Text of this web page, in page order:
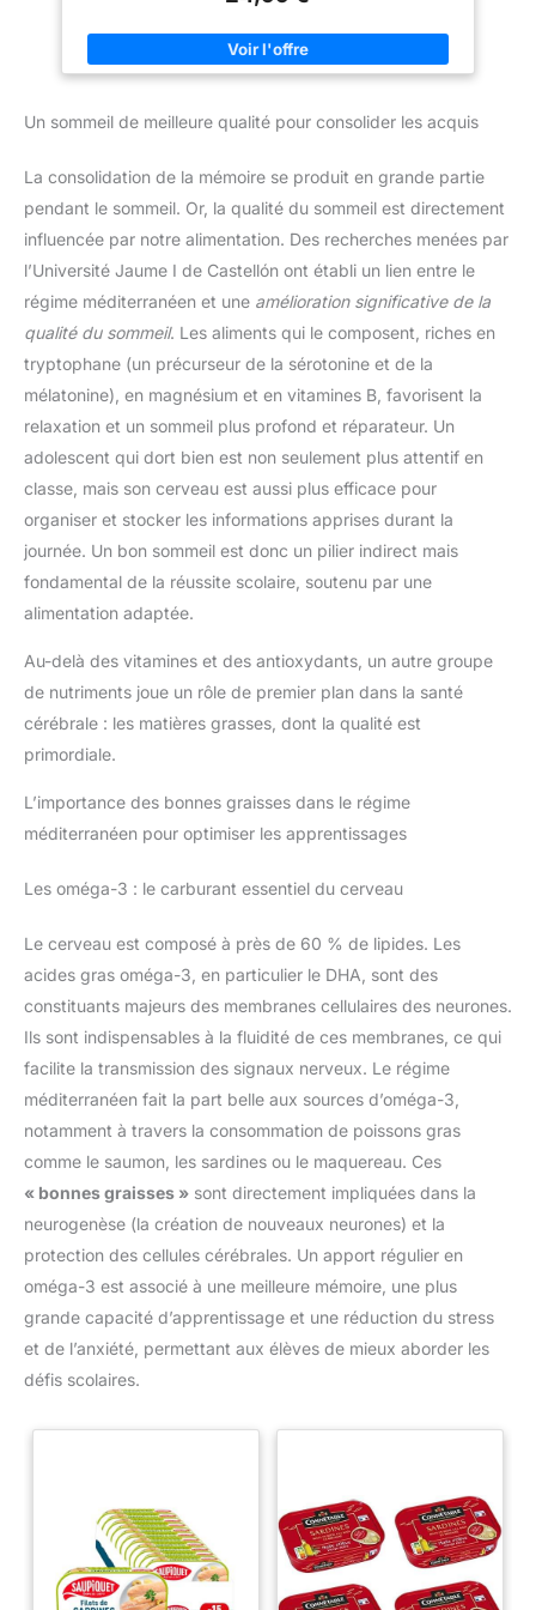
est l'ingrédient versatile par
croquant à vos plats préférés,
elle est l'ingrédient idéal pour
sublimer toutes vos recettes.
SUN est une PME familiale
indépendante, spécialiste des
des produits naturels sont notre
métier ! Nourris d’un soleil
soigneusement sourcés à
dans nos ateliers en France,
près de Marseille (13).
tant pour les croquer en état pur, ainsi que de les mettre dans
des céréales et dans d’autres préparations diverses. Selon la
recette, vous pouvez à votre choix couper en détail ou moudre
amandes sans les chauffer ? Cela pourra se faire de la
nuit. Ensuite, vous pouvez éliminer la peau maronne à l’aide
biologiques Biojoy, élaborée à partir d’ingrédients
soigneusement sélectionnés provenant de plus de 60 pays à
travers le monde.
Un sommeil de meilleure qualité pour consolider les acquis
La consolidation de la mémoire se produit en grande partie
pendant le sommeil. Or, la qualité du sommeil est directement
influencée par notre alimentation. Des recherches menées par
l’Université Jaume I de Castellón ont établi un lien entre le
régime méditerranéen et une amélioration significative de la
qualité du sommeil. Les aliments qui le composent, riches en
tryptophane (un précurseur de la sérotonine et de la
mélatonine), en magnésium et en vitamines B, favorisent la
relaxation et un sommeil plus profond et réparateur. Un
adolescent qui dort bien est non seulement plus attentif en
classe, mais son cerveau est aussi plus efficace pour
organiser et stocker les informations apprises durant la
journée. Un bon sommeil est donc un pilier indirect mais
fondamental de la réussite scolaire, soutenu par une
alimentation adaptée.
Au-delà des vitamines et des antioxydants, un autre groupe
de nutriments joue un rôle de premier plan dans la santé
cérébrale : les matières grasses, dont la qualité est
primordiale.
L’importance des bonnes graisses dans le régime
méditerranéen pour optimiser les apprentissages
Les oméga-3 : le carburant essentiel du cerveau
Le cerveau est composé à près de 60 % de lipides. Les
acides gras oméga-3, en particulier le DHA, sont des
constituants majeurs des membranes cellulaires des neurones.
Ils sont indispensables à la fluidité de ces membranes, ce qui
facilite la transmission des signaux nerveux. Le régime
méditerranéen fait la part belle aux sources d’oméga-3,
notamment à travers la consommation de poissons gras
comme le saumon, les sardines ou le maquereau. Ces
« bonnes graisses » sont directement impliquées dans la
neurogenèse (la création de nouveaux neurones) et la
protection des cellules cérébrales. Un apport régulier en
oméga-3 est associé à une meilleure mémoire, une plus
grande capacité d’apprentissage et une réduction du stress
et de l’anxiété, permettant aux élèves de mieux aborder les
défis scolaires.